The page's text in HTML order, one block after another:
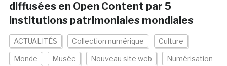
diffusées en Open Content par 5
institutions patrimoniales mondiales
ACTUALITÉS Collection numérique Culture
Monde Musée Nouveau site web Numérisation